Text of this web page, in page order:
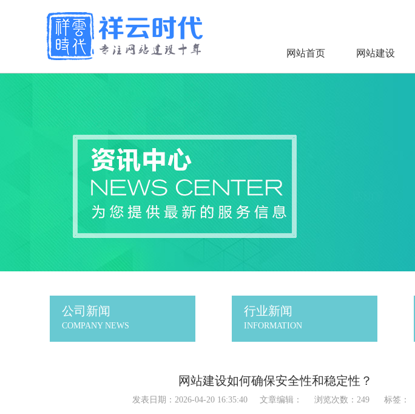
网站首页 网站建设
公司新闻
COMPANY NEWS
行业新闻
INFORMATION
网站建设如何确保安全性和稳定性？
发表日期：2026-04-20 16:35:40 文章编辑： 浏览次数： 249 标签：